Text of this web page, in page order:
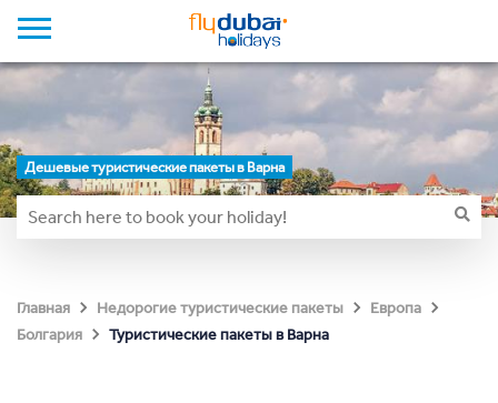
Дешевые туристические пакеты в Варна
Главная Недорогие туристические пакеты
Европа
Болгария
Туристические пакеты в Варна